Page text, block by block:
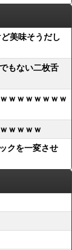
美味そうだし
もない二枚舌
ｗｗｗｗｗｗｗ
ｗｗｗｗ
クを一変させ